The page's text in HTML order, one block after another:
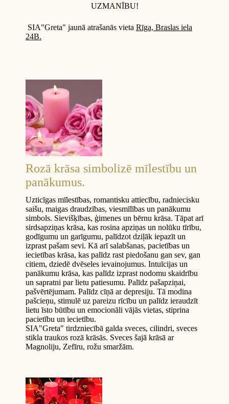
UZMANĪBU!
SIA"Greta" jaunā atrašanās vieta Rīga, Braslas iela
24B.
Rozā krāsa simbolizē mīlestību un
panākumus.
Uzticīgas mīlestības, romantisku attiecību, radniecisku
saišu, maigas draudzības, viesmīlības un panākumu
simbols. Sievišķības, ģimenes un bērnu krāsa. Tāpat arī
sirdsapziņas krāsa, kas rosina apziņas un nolūku tīrību,
godīgumu un garīgumu, palīdzot dziļāk iepazīt un
izprast pašam sevi. Kā arī salabšanas, pacietības un
iecietības krāsa, kas palīdz rast piedošanu gan sev, gan
citiem, dziedē dvēseles ievainojumus. Intuīcijas un
panākumu krāsa, kas palīdz izprast nodomu skaidrību
un sapratni par lietu patiesumu. Palīdz pašapziņai,
pašvērtējumam. Palīdz cīņā ar depresiju. Tā modina
pašcieņu, stimulē uz pareizu rīcību un palīdz ieraudzīt
lietu īsto būtību un emocionāli vājās vietas, stiprina
pacietību un iecietību.
SIA"Greta" tirdzniecībā galda sveces, cilindri, sveces
stikla traukos rozā krāsās. Sveces šajā krāsā ar
Magnoliju, Zefīru, rožu smaržām.